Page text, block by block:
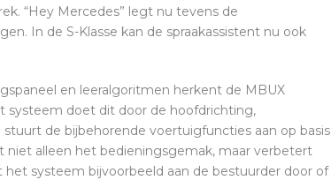
“Hey Mercedes” legt nu tevens de
In de S-Klasse kan de spraakassistent nu ook
en leeralgoritmen herkent de MBUX
systeem doet dit door de hoofdrichting,
de bijbehorende voertuigfuncties aan op basis
niet alleen het bedieningsgemak, maar verbetert
systeem bijvoorbeeld aan de bestuurder door of